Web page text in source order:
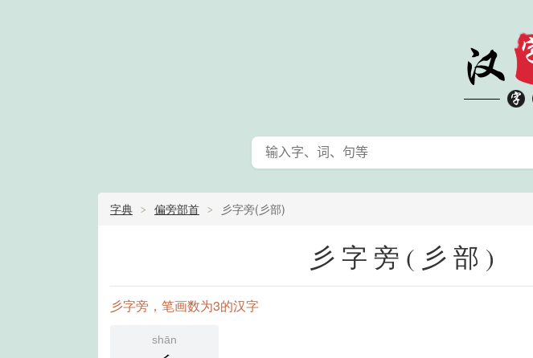
字典 偏旁部首 彡字旁(彡部)
彡字旁(彡部)
彡字旁，笔画数为3的汉字
shān